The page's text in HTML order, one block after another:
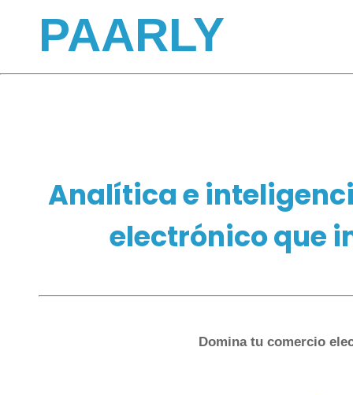
PAARLY
Analítica e
electrónico que
Domina tu comercio